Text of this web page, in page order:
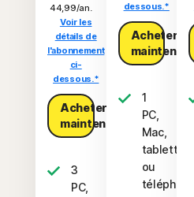
44,99/an.
Voir les
détails de
l'abonnement
ci-
dessous.*
Acheter
maintenant
3
PC,
dessous.*
Acheter
maintenant
1
PC,
Mac,
tablette
ou
téléphone